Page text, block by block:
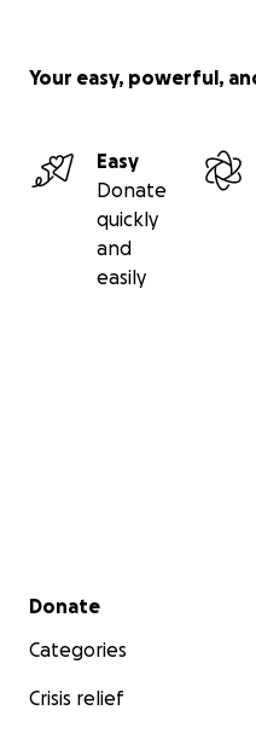
Your easy, powerful,
Easy
Donate
quickly
and
easily
Secondary menu
Donate
Categories
Crisis relief